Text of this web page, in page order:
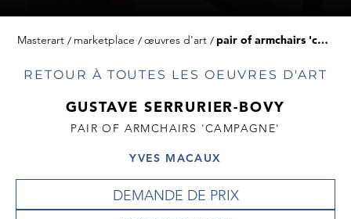
Masterart marketplace œuvres d'art pair of armchairs 'campagne'
RETOUR À TOUTES LES OEUVRES D'ART
GUSTAVE SERRURIER-BOVY
PAIR OF ARMCHAIRS 'CAMPAGNE'
YVES MACAUX
DEMANDE DE PRIX